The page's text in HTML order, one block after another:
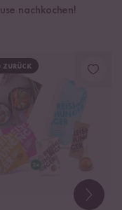
nachkochen!
ZURÜCK